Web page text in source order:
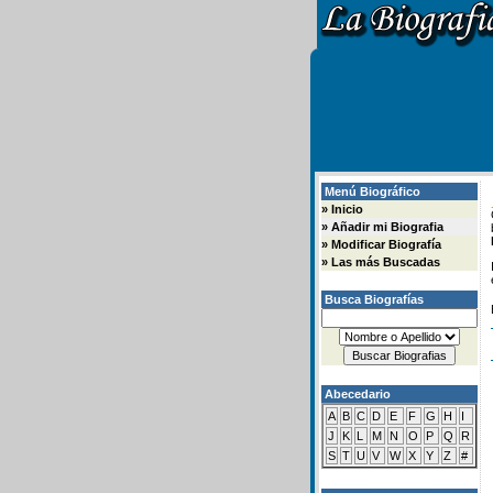
Menú Biográfico
» Inicio
» Añadir mi Biografia
» Modificar Biografía
» Las más Buscadas
Busca Biografías
Abecedario
A B C D E F G H
I
J
K L M N O P Q
R
S T U V W X Y Z #